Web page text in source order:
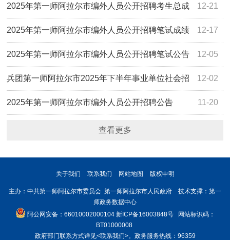
市关于拟聘用编外用工人员的公示人员的公示 12-21
2025年第一师阿拉尔市编外人员公开招聘考生总成
绩、进入体检人员名单及相关事宜的通知 12-17
2025年第一师阿拉尔市编外人员公开招聘笔试成绩
及线下面试相关事宜的公告 12-05
2025年第一师阿拉尔市编外人员公开招聘笔试公告
12-02
兵团第一师阿拉尔市2025年下半年事业单位社会招
聘工作人员拟聘用人员名单公示 11-20
2025年第一师阿拉尔市编外人员公开招聘公告
查看更多
关于我们 联系我们 网站地图 版权申明
主办：中共第一师阿拉尔市委员会 第一师阿拉尔市人民政府 技术支撑：第一
师政务数据中心
阿公网安备：66010002000104 新ICP备16003848号网站标识码：
BT01000008
政府部门联系方式详见<联系我们>。政务服务热线：96359